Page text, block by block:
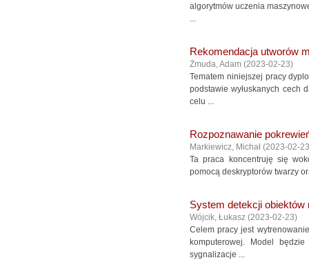
algorytmów uczenia
...
Rekomendacja utworów
Żmuda, Adam (2023-02-23)
Tematem niniejszej pracy
podstawie wyłuskanych cech
celu ...
Rozpoznawanie
Markiewicz, Michał (2023-02-23
Ta praca koncentruję się
pomocą deskryptorów twarzy
System detekcji
Wójcik, Łukasz (2023-02-23)
Celem pracy jest
komputerowej. Model
sygnalizacje ...